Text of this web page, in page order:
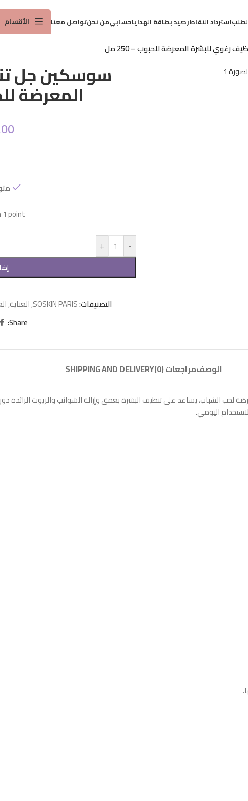
استرداد النقاطرصيد بطاقة الهداياحسابيمن نحنتواصل معنا الأقسام
رغوي للبشرة المعرضة للحبوب – 250 مل
سوسكين جل
المعرضة
point!
-
+
التصنيفات:SOSKIN PARIS
,العناية,
Share:
الوصفمراجعات (0) SHIPPING AND DELIVERY
الشباب، يساعد على تنظيف البشرة بعمق وإزالة الشوائب والزيوت
اليومي.